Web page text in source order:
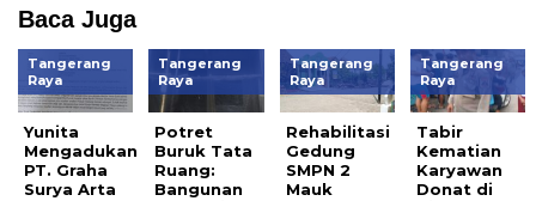
Baca Juga
Tangerang
Raya
Yunita
Mengadukan
PT. Graha
Surya Arta
Tangerang
Raya
Potret
Buruk Tata
Ruang:
Bangunan
Tangerang
Raya
Rehabilitasi
Gedung
SMPN 2
Mauk
Tangerang
Raya
Tabir
Kematian
Karyawan
Donat di